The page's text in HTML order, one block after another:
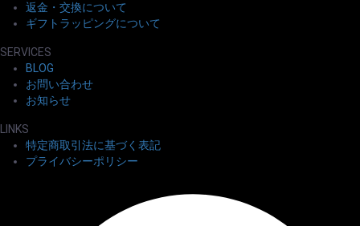
返金・交換について
ギフトラッピングについて
SERVICES
BLOG
お問い合わせ
お知らせ
LINKS
特定商取引法に基づく表記
プライバシーポリシー